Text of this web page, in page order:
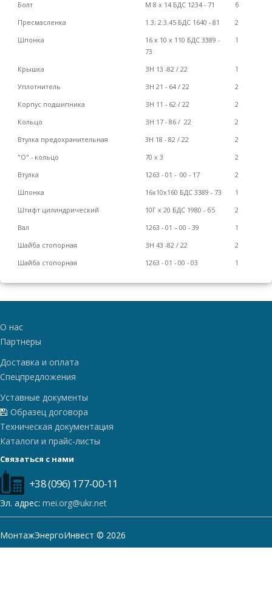
Болт M 8 х 14 БДC 1234 - 71 б
Пресмасленка 1.3; 2.3.45 БДC 1640 - 81 2
Шпонка 1 6 х 10х 110 БДC3389 -
73
1
Крышка ЗН 13 -82 / 22 1
Уплотнитель ЗН 21 - 64 / 22 2
Корпус подшипника ЗН 11 - 62 / 22 2
Кольцо ЗН 17 - 86 / 22 2
Втулка предохранительная 3Н 18 - 82 / 22 2
"О" - кольцо 70 х 3 2
Втулка 1263 - 01 - 00- 17 2
Шпонка 16х10х160 БДС 3389 - 73 1
Штифт цилиндрический 10Г х 20 БДC 1980 - б5 2
Вал 1263 - 01 – 00 - 39 1
Шайба стопорная ЗН 43 -82 / 22 2
Шайба стопорная 1263 - 01 - 00 - 03 1
О нас
Партнеры
Доставка и оплата
Спецпредложения
Уставные документы
Образец договора
Техническая документация
Каталоги и прайс-листы
Связаться с нами
+38 (096) 177-00-11
Эл. адрес: mei.org@ukr.net
МонтажЭнергоИнвест © 2026